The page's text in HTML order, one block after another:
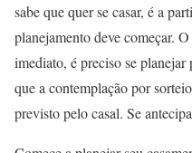
sabe que quer se casar, é a
planejamento deve começar.
imediato, é preciso se planejar
que a contemplação por
previsto pelo casal. Se